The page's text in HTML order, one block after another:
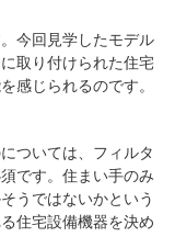
今回見学したモデル
取り付けられた住宅
感じられるのです。
ついては、フィルタ
です。住まい手のみ
うではないかという
住宅設備機器を決め